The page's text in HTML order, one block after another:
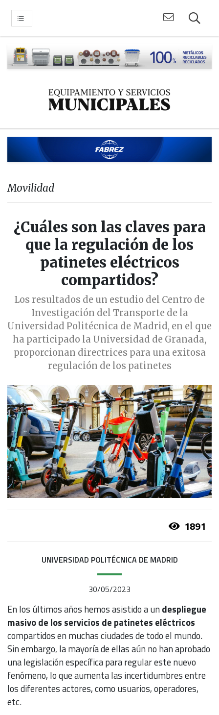
Movilidad
¿Cuáles son las claves para
que la regulación de los
patinetes eléctricos
compartidos?
Los resultados de un estudio del Centro de
Investigación del Transporte de la
Universidad Politécnica de Madrid, en el que
ha participado la Universidad de Granada,
proporcionan directrices para una exitosa
regulación de los patinetes
1891
UNIVERSIDAD POLITÉCNICA DE MADRID
30/05/2023
En los últimos años hemos asistido a undespliegue
masivo de los servicios de patinetes eléctricos
compartidos en muchas ciudades de todo el mundo.
Sin embargo, la mayoría de ellas aún no han aprobado
una legislación específica para regular este nuevo
fenómeno, lo que aumenta las incertidumbres entre
los diferentes actores, como usuarios, operadores,
etc.